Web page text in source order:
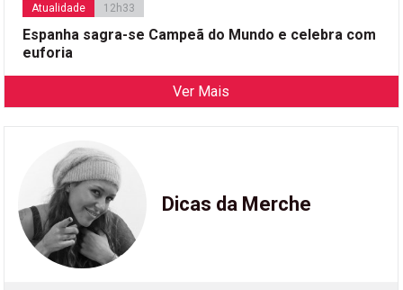
Atualidade 12h33
Espanha sagra-se Campeã do Mundo e celebra com
euforia
Ver Mais
Dicas da Merche